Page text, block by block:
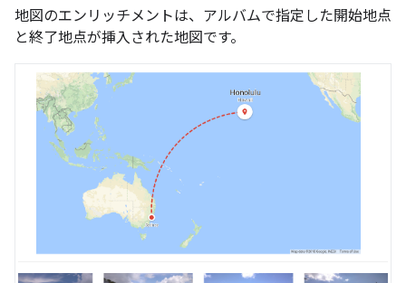
地図のエンリッチメントは、アルバムで指定した開始地点
と終了地点が挿入された地図です。